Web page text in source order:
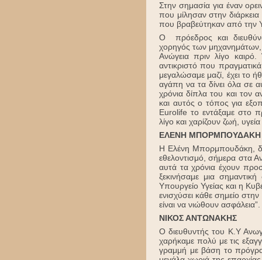
Στην σημασία για έναν
που μίλησαν στην
που βραβεύτηκαν από την
Ο πρόεδρος και
χορηγός των
Ανώγεια πριν λίγο
αντικριστό που
μεγαλώσαμε μαζί, έχει το
αγάπη να τα δίνει όλα σε
χρόνια δίπλα του και τον
και αυτός ο τόπος για
Eurolife το εντάξαμε στο
λίγο και χαρίζουν ζωή,
ΕΛΕΝΗ ΜΠΟΡΜΠΟΥΔΑΚΗ
Η Ελένη Μπορμπουδάκη,
εθελοντισμό, σήμερα στα
αυτά τα χρόνια έχουν
ξεκινήσαμε μια
Υπουργείο Υγείας και η
ενισχύσει κάθε σημείο
είναι να νιώθουν ασφάλεια”.
ΝΙΚΟΣ ΑΝΤΩΝΑΚΗΣ
Ο διευθυντής του Κ.Υ
χαρήκαμε πολύ με τις
γραμμή με βάση το